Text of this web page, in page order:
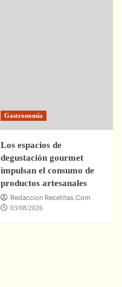
Gastronomía
Los espacios de
degustación gourmet
impulsan el consumo de
productos artesanales
Redaccion Recetitas.Com
03/08/2026